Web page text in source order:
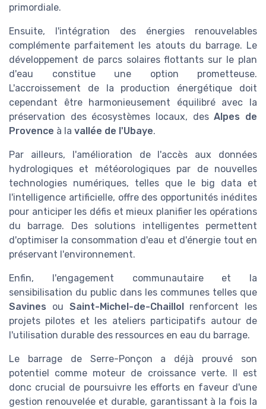
primordiale.
Ensuite, l'intégration des énergies renouvelables
complémente parfaitement les atouts du barrage. Le
développement de parcs solaires flottants sur le plan
d'eau constitue une option prometteuse.
L'accroissement de la production énergétique doit
cependant être harmonieusement équilibré avec la
préservation des écosystèmes locaux, desAlpes de
Provence à la vallée de l'Ubaye.
Par ailleurs, l'amélioration de l'accès aux données
hydrologiques et météorologiques par de nouvelles
technologies numériques, telles que le big data et
l'intelligence artificielle, offre des opportunités inédites
pour anticiper les défis et mieux planifier les opérations
du barrage. Des solutions intelligentes permettent
d'optimiser la consommation d'eau et d'énergie tout en
préservant l'environnement.
Enfin, l'engagement communautaire et la
sensibilisation du public dans les communes telles que
Savines ou Saint-Michel-de-Chaillolrenforcent les
projets pilotes et les ateliers participatifs autour de
l'utilisation durable des ressources en eau du barrage.
Le barrage de Serre-Ponçon a déjà prouvé son
potentiel comme moteur de croissance verte. Il est
donc crucial de poursuivre les efforts en faveur d'une
gestion renouvelée et durable, garantissant à la fois la